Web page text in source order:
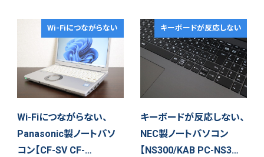
Wi-Fiにつながらない
Wi-Fiにつながらない、
Panasonic製ノートパソ
コン【CF-SV CF-…
キーボードが反応しない
キーボードが反応しない、
NEC製ノートパソコン
【NS300/KAB PC-NS3…